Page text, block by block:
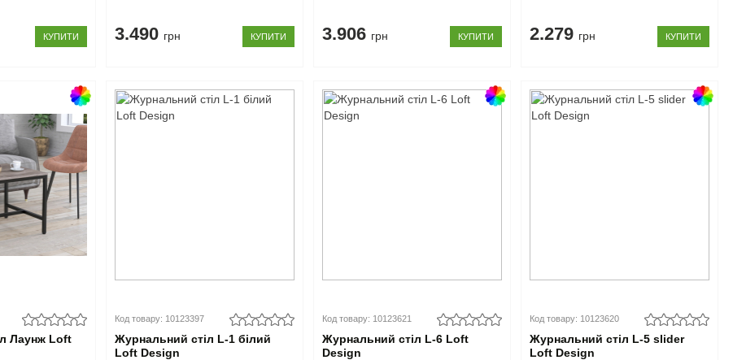
КУПИТИ 3.490 грн КУПИТИ 3.906 грн КУПИТИ 2.279 грн КУПИТИ
Лаунж Loft
Код товару: 10123397
Журнальний стіл L-1 білий
Loft Design
Код товару: 10123621
Журнальний стіл L-6 Loft
Design
Код товару: 10123620
Журнальний стіл L-5 slider
Loft Design